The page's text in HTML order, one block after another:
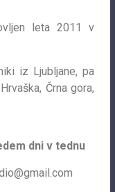
leta 2011 v
iz Ljubljane, pa
Črna gora,
dni v tednu